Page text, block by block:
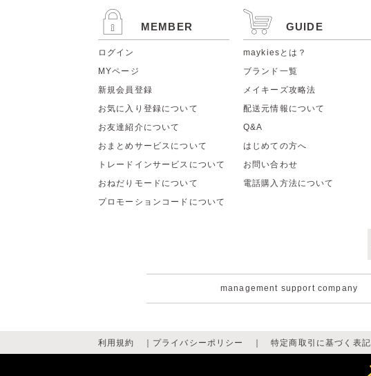
MEMBER
ログイン
MYページ
新規会員登録
お気に入り登録について
お友達紹介について
おまとめサービスについて
トレードインサービスについて
おねだりモードについて
プロモーションコードについて
GUIDE
maykiesとは？
ブランド一覧
メイキーズ攻略法
配送元情報について
Q&A
はじめての方へ
お問い合わせ
電話購入方法について
management support company
利用規約 ｜ プライバシーポリシー ｜特定商取引に基づく表記